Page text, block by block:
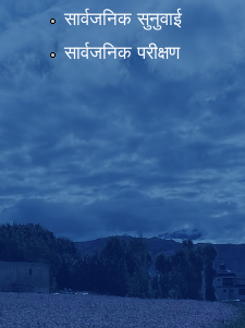
सार्वजनिक सुनुवाई
सार्वजनिक परीक्षण